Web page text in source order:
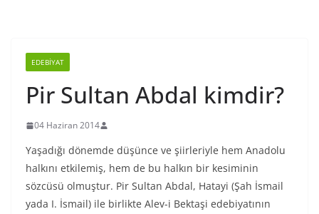
EDEBIYAT
Pir Sultan Abdal kimdir?
04 Haziran 2014
Yaşadığı dönemde düşünce ve şiirleriyle hem Anadolu
halkını etkilemiş, hem de bu halkın bir kesiminin
sözcüsü olmuştur. Pir Sultan Abdal, Hatayi (Şah İsmail
yada I. İsmail) ile birlikte Alev-i Bektaşi edebiyatının